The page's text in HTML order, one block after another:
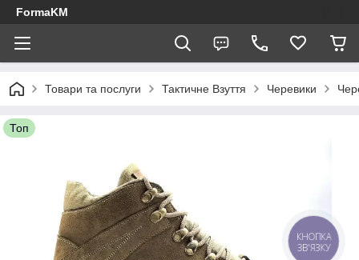
FormaKM
Товари та послуги Тактичне Взуття Черевики
Топ
КНОПКА
ЗВ'ЯЗКУ